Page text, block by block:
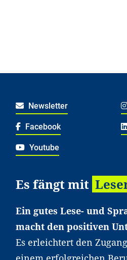
Newsletter
Facebook
Youtube
Es fängt mit
Ein gutes Lese- und
macht den positiven
Es erleichtert den